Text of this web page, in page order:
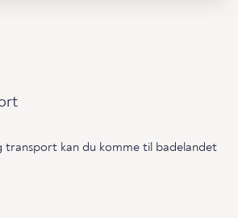
transport kan du komme til badelandet